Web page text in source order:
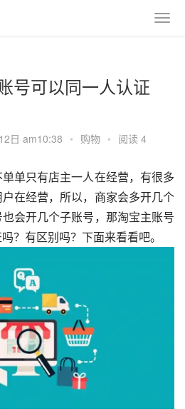
号可以同一人认证
日 am10:38 • 购物 • 阅读 4
单只有店主一人在经营，有很多
在经营，所以，商家会多开几个
会开几个子账号，那淘宝主账号
？有区别吗？下面来看看吧。